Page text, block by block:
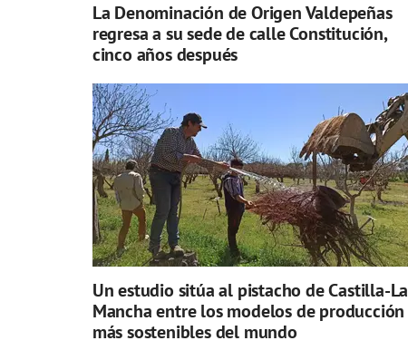
La Denominación de Origen Valdepeñas
regresa a su sede de calle Constitución,
cinco años después
Un estudio sitúa al pistacho de Castilla-La
Mancha entre los modelos de producción
más sostenibles del mundo